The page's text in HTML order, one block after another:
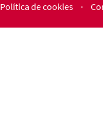
Política de cookies ·